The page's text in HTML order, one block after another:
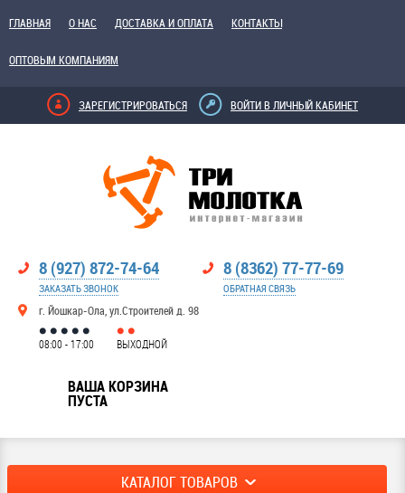
ГЛАВНАЯ О НАС ДОСТАВКА И ОПЛАТА КОНТАКТЫ
ОПТОВЫМ КОМПАНИЯМ
ЗАРЕГИСТРИРОВАТЬСЯ ВОЙТИ В ЛИЧНЫЙ КАБИНЕТ
8 (927) 872-74-64
ЗАКАЗАТЬ ЗВОНОК
г. Йошкар-Ола, ул.Строителей д. 98
8 (8362) 77-77-69
ОБРАТНАЯ СВЯЗЬ
08:00 - 17:00 ВЫХОДНОЙ
ВАША КОРЗИНА
ПУСТА
КАТАЛОГ ТОВАРОВ